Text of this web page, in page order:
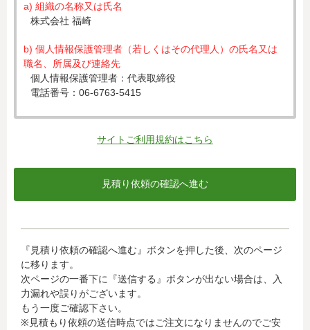
a) 組織の名称又は氏名
株式会社 福崎
b) 個人情報保護管理者（若しくはその代理人）の氏名又は
職名、所属及び連絡先
個人情報保護管理者：代表取締役
電話番号：06-6763-5415
c) 個人情報の利用目的
入力された個人情報は、お見積り依頼への対応のために利
d) 個人情報の第三者提供について
当社がお客様から収集した以下の個人情報等は、カード発
行会社が行う不正利用検知・防止のために、お客様が利用
されているカード発行会社へ提供させていただきます。(氏
名、電話番号、email アドレス、インターネット利用環境
に関する情報等)
お客様が利用されているカード発行会社が外国にある場
サイトご利用規約はこちら
『見積り依頼の確認へ進む』ボタンを押した後、次のページ
に移ります。
次ページの一番下に『送信する』ボタンが出ない場合は、入
力漏れや誤りがございます。
もう一度ご確認下さい。
※見積もり依頼の送信時点ではご注文になりませんのでご安